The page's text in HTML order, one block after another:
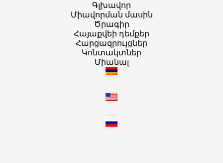
Գլխավոր
Միավորման մասին
Ծրագիր
Հայաքվեի դեմքեր
Հարցազրույցներ
Կոնտակտներ
Միանալ